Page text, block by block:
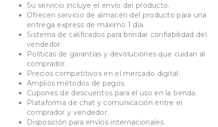
Su servicio incluye el envío del producto.
Ofrecen servicio de almacén del producto para una
entrega express de máximo 1 día.
Sistema de calificados para brindar confiabilidad del
vendedor.
Políticas de garantías y devoluciones que cuidan al
comprador.
Precios competitivos en el mercado digital.
Amplios métodos de pagos.
Cupones de descuentos para el uso en la tienda.
Plataforma de chat y comunicación entre el
comprador y vendedor.
Disposición para envíos internacionales.